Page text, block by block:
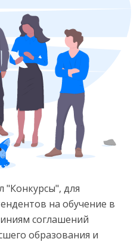
"Конкурсы", для
на обучение в
соглашений
образования и